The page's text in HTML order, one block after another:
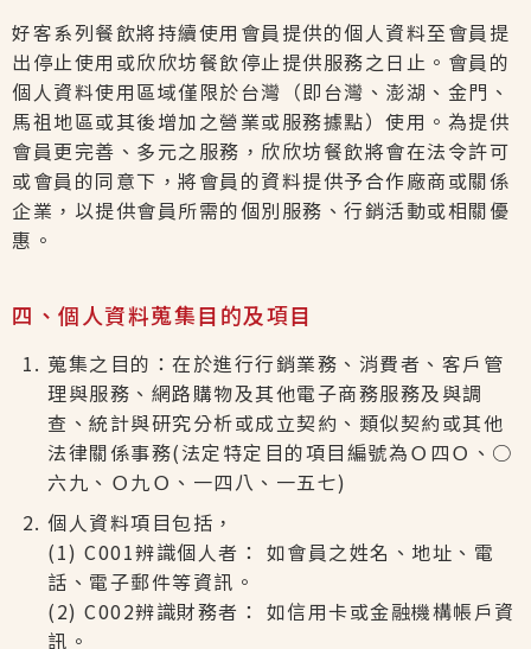
好客系列餐飲將持續使用會員提供的個人資料至會員提
出停止使用或欣欣坊餐飲停止提供服務之日止。會員的
個人資料使用區域僅限於台灣（即台灣、澎湖、金門、
馬祖地區或其後增加之營業或服務據點）使用。為提供
會員更完善、多元之服務，欣欣坊餐飲將會在法令許可
或會員的同意下，將會員的資料提供予合作廠商或關係
企業，以提供會員所需的個別服務、行銷活動或相關優
惠。
四、個人資料蒐集目的及項目
蒐集之目的：在於進行行銷業務、消費者、客戶管
理與服務、網路購物及其他電子商務服務及與調
查、統計與研究分析或成立契約、類似契約或其他
法律關係事務(法定特定目的項目編號為Ｏ四Ｏ、○
六九、Ｏ九Ｏ、一四八、一五七)
個人資料項目包括，
(1) C001辨識個人者： 如會員之姓名、地址、電
話、電子郵件等資訊。
(2) C002辨識財務者： 如信用卡或金融機構帳戶資
訊。